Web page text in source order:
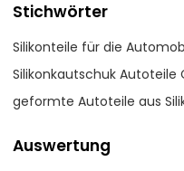
Stichwörter
Silikonteile für die
Silikonkautschuk Autoteile
geformte Autoteile aus
Auswertung